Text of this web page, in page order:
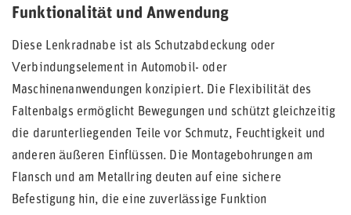
Funktionalität und Anwendung
Diese Lenkradnabe ist als Schutzabdeckung oder
Verbindungselement in Automobil- oder
Maschinenanwendungen konzipiert. Die Flexibilität des
Faltenbalgs ermöglicht Bewegungen und schützt gleichzeitig
die darunterliegenden Teile vor Schmutz, Feuchtigkeit und
anderen äußeren Einflüssen. Die Montagebohrungen am
Flansch und am Metallring deuten auf eine sichere
Befestigung hin, die eine zuverlässige Funktion